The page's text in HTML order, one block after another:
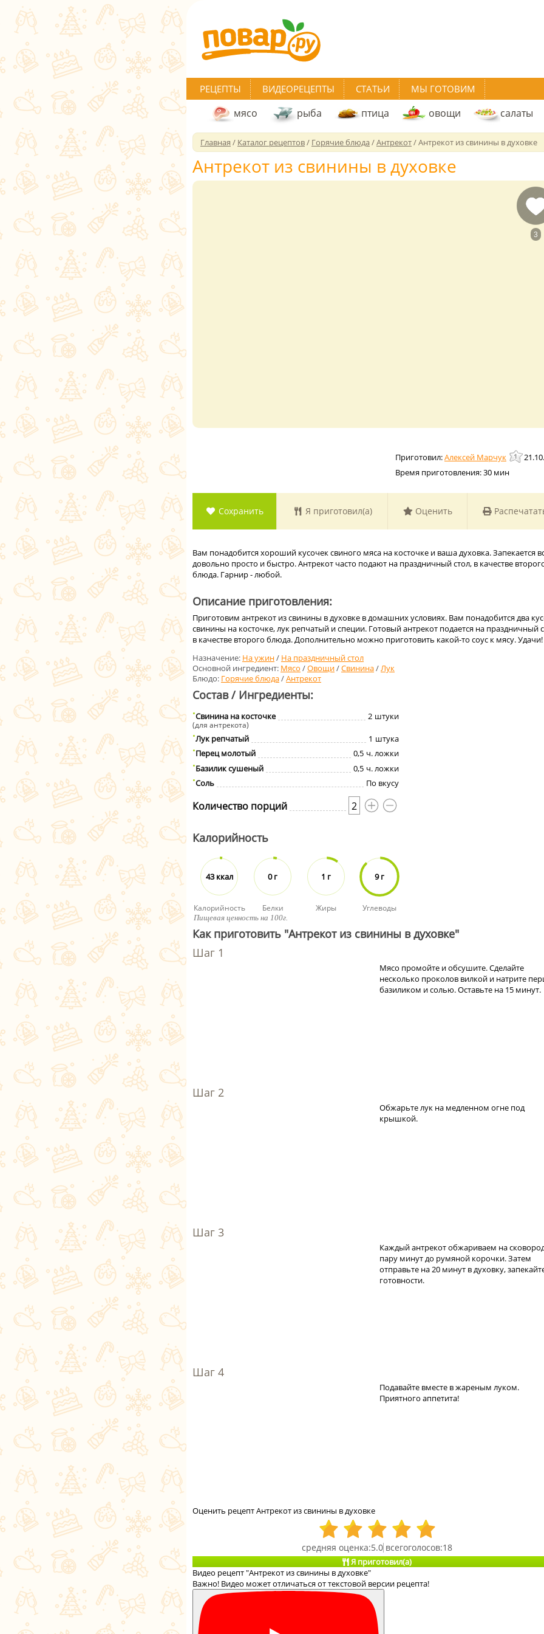
РЕЦЕПТЫ ВИДЕОРЕЦЕПТЫ СТАТЬИ МЫ ГОТОВИМ
мясо рыба птица овощи салаты
Главная / Каталог рецептов/ Горячие блюда/Антрекот/Антрекот из свинины в духовке
Антрекот из свинины в духовке
3
Алексей Марчук
Время приготовления:30 мин
Сохранить Я приготовил(а) Оценить
Вам понадобится хороший кусочек свиного мяса на косточке и ваша духовка. Запекается
довольно просто и быстро. Антрекот часто подают на праздничный стол, в качестве
блюда. Гарнир - любой.
Описание приготовления:
Приготовим антрекот из свинины в духовке в домашних условиях. Вам понадобится два
свинины на косточке, лук репчатый и специи. Готовый антрекот подается на праздничный
в качестве второго блюда. Дополнительно можно приготовить какой-то соус к мясу. Удачи!
Назначение: На ужин/ На праздничный стол
Основной ингредиент: Мясо /Овощи/Свинина/Лук
Блюдо: Горячие блюда/Антрекот
Состав / Ингредиенты:
Свинина на косточке 2 штуки
(для антрекота)
Лук репчатый 1 штука
Перец молотый
0,5 ч. ложки
Базилик сушеный
0,5 ч. ложки
Соль
По вкусу
Количество порций 2
Калорийность
43 ккал
Калорийность
0 г
Белки
1 г
Жиры
9 г
Углеводы
Пищевая ценность на 100г.
Как приготовить "Антрекот из свинины в духовке"
Мясо промойте и обсушите. Сделайте
несколько проколов вилкой и натрите
базиликом и солью. Оставьте на 15 минут.
Обжарьте лук на медленном огне под
крышкой.
Каждый антрекот обжариваем на
пару минут до румяной корочки. Затем
отправьте на 20 минут в духовку,
готовности.
Подавайте вместе в жареным луком.
Приятного аппетита!
Оценить рецепт Антрекот из свинины в духовке
5.0 18
Я приготовил(а)
Видео рецепт "Антрекот из свинины в духовке"
Важно! Видео может отличаться от текстовой версии рецепта!